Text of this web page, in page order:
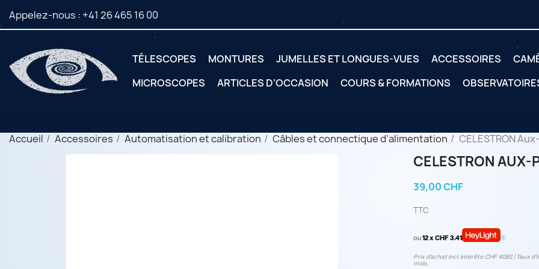
Appelez-nous : +41 26 465 16 00
TÉLESCOPES MONTURES JUMELLES ET LONGUES-VUES ACCESSOIRES
MICROSCOPES
ARTICLES D’OCCASION COURS & FORMATIONS
Accueil Accessoires Automatisation et calibration Câbles et connectique d’alimentation CELESTRON
CELESTRON AUX-
39,00 CHF
TTC
ou12 x CHF 3.41
Prix d’achat incl. intérêts: CHF 40.92 | Taux
mois.